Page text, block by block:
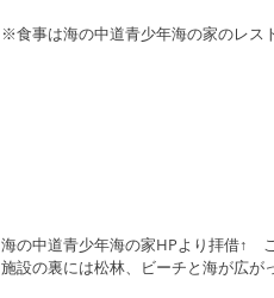
※食事は海の中道青少年海の家のレス
海の中道青少年海の家HPより拝借↑　
施設の裏には松林、ビーチと海が広が